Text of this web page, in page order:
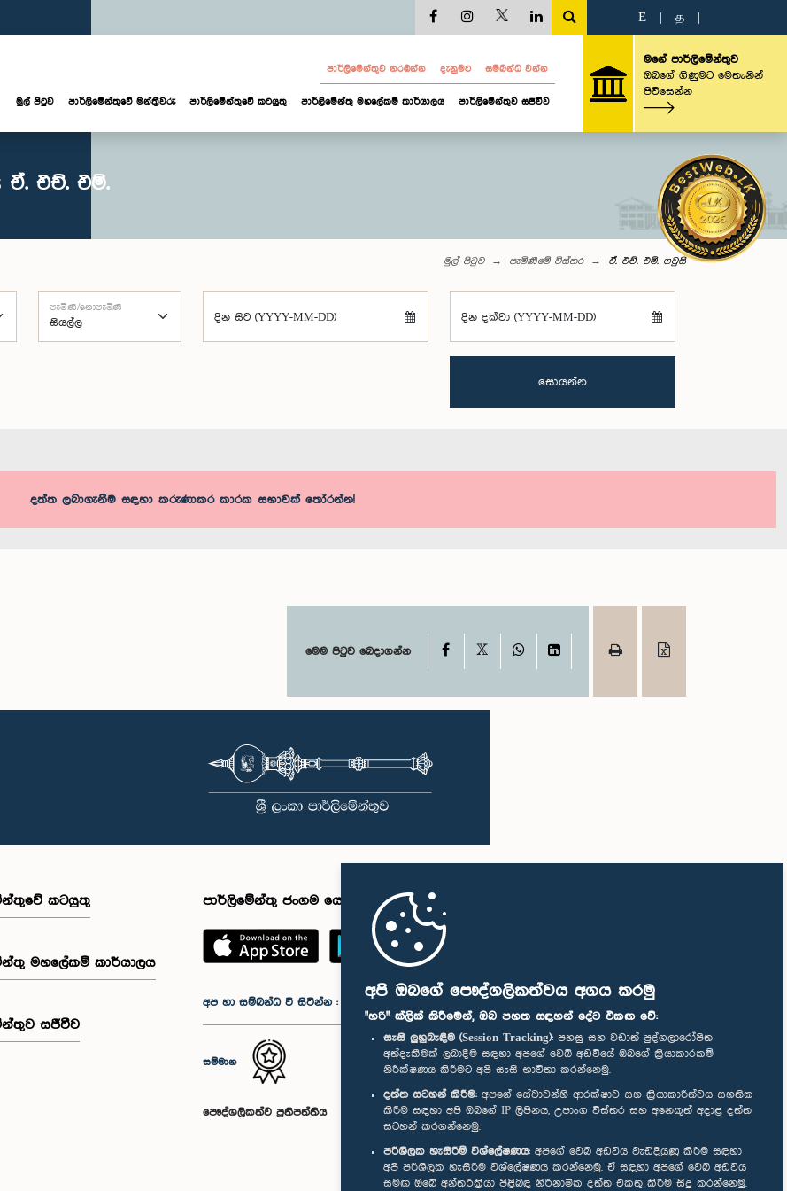
අපි ඔබගේ පෞද්ගලිකත්වය අගය කරමු
"හරි" ක්ලික් කිරීමෙන්, ඔබ පහත සඳහන් දේට එකඟ වේ:
සැසි ලුහුබැඳීම (Session Tracking): පහසු සහ වඩාත් පුද්ගලාරෝපිත
අත්දැකීමක් ලබාදීම සඳහා අපගේ වෙබ් අඩවියේ ඔබගේ ක්‍රියාකාරකම්
නිරීක්ෂණය කිරීමට අපි සැසි භාවිතා කරන්නෙමු.
දත්ත සටහන් කිරීම: අපගේ සේවාවන්හි ආරක්ෂාව සහ ක්‍රියාකාරීත්වය සහතික
කිරීම සඳහා අපි ඔබගේ IP ලිපිනය, උපාංග විස්තර සහ අනෙකුත් අදාළ දත්ත
සටහන් කරගන්නෙමු.
පරිශීලක හැසිරීම් විශ්ලේෂණය: අපගේ වෙබ් අඩවිය වැඩිදියුණු කිරීම සඳහා
අපි පරිශීලක හැසිරීම විශ්ලේෂණය කරන්නෙමු. ඒ සඳහා අපගේ වෙබ් අඩවිය
සමඟ ඔබේ අන්තර්ක්‍රියා පිළිබඳ නිර්නාමික දත්ත එකතු කිරීම සිදු කරන්නෙමු.
E த
පාර්ලි‌මේන්තුව නරඹන්න දැනුමට සම්බන්ධ වන්න
මුල් පිටුව පාර්ලි‌මේන්තුවේ මන්ත්‍රීවරු පාර්ලිමේන්තුවේ කටයුතු පාර්ලිමේන්තු මහලේකම් කාර්යාලය පාර්ලිමේන්තුව සජීවීව
මගේ පාර්ලිමේන්තුව
ඔබගේ ගිණුමට මෙතැනින්
පිවිසෙන්න
එච්. එම්.
මුල් පිටුව පැමිණීමේ විස්තර ඒ. එච්. එම්. ෆවුසි
පැමිණි/නොපැමිණි
දින සිට (YYYY-MM-DD) දින දක්වා (YYYY-MM-DD)
සොයන්න
දත්ත ලබාගැනීම සඳහා කරුණාකර කාරක සභාවක් තෝරන්න!
මෙම පිටුව බෙදාගන්න Facebook WhatsAppLinkedIn
කටයුතු
මහලේකම් කාර්යාලය
සජීවීව
පාර්ලිමේන්තු ජංගම යෙදුම
අප හා සම්බන්ධ වී සිටින්න :
සම්මාන
පෞද්ගලිකත්ව ප්‍රතිපත්තිය